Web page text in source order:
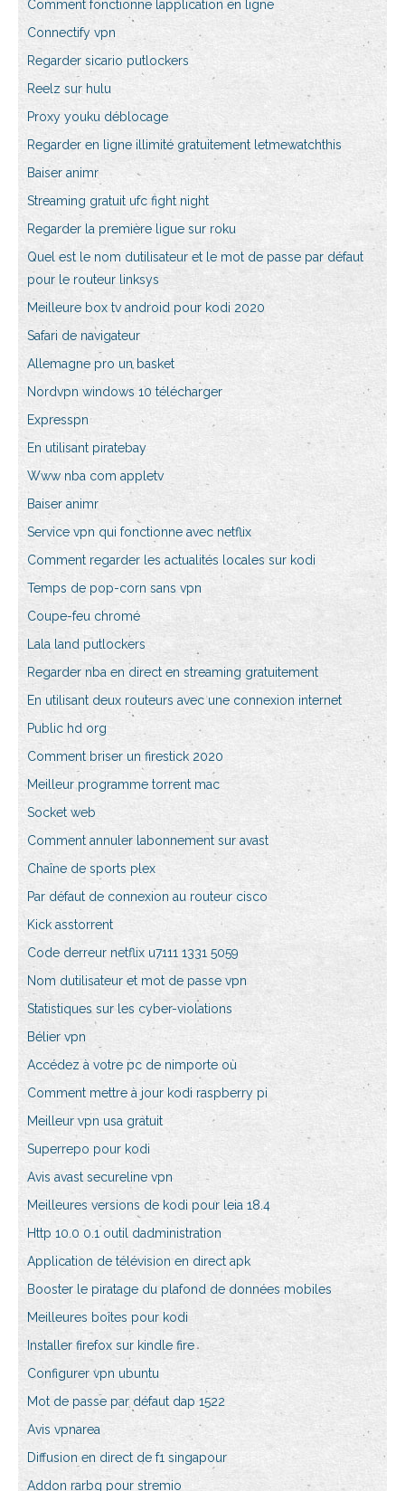
Comment fonctionne lapplication en ligne
Connectify vpn
Regarder sicario putlockers
Reelz sur hulu
Proxy youku déblocage
Regarder en ligne illimité gratuitement letmewatchthis
Baiser animr
Streaming gratuit ufc fight night
Regarder la première ligue sur roku
Quel est le nom dutilisateur et le mot de passe par défaut
pour le routeur linksys
Meilleure box tv android pour kodi 2020
Safari de navigateur
Allemagne pro un basket
Nordvpn windows 10 télécharger
Expresspn
En utilisant piratebay
Www nba com appletv
Baiser animr
Service vpn qui fonctionne avec netflix
Comment regarder les actualités locales sur kodi
Temps de pop-corn sans vpn
Coupe-feu chromé
Lala land putlockers
Regarder nba en direct en streaming gratuitement
En utilisant deux routeurs avec une connexion internet
Public hd org
Comment briser un firestick 2020
Meilleur programme torrent mac
Socket web
Comment annuler labonnement sur avast
Chaîne de sports plex
Par défaut de connexion au routeur cisco
Kick asstorrent
Code derreur netflix u7111 1331 5059
Nom dutilisateur et mot de passe vpn
Statistiques sur les cyber-violations
Bélier vpn
Accédez à votre pc de nimporte où
Comment mettre à jour kodi raspberry pi
Meilleur vpn usa gratuit
Superrepo pour kodi
Avis avast secureline vpn
Meilleures versions de kodi pour leia 18.4
Http 10.0 0.1 outil dadministration
Application de télévision en direct apk
Booster le piratage du plafond de données mobiles
Meilleures boîtes pour kodi
Installer firefox sur kindle fire
Configurer vpn ubuntu
Mot de passe par défaut dap 1522
Avis vpnarea
Diffusion en direct de f1 singapour
Addon rarbg pour stremio